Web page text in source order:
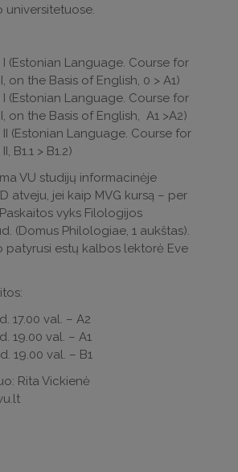
universitetuose.
(Estonian Language. Course for
on the Basis of English, 0 > A1)
(Estonian Language. Course for
on the Basis of English, A1 >A2)
(Estonian Language. Course for
B1.1 > B1.2)
VU studijų informacinėje
atveju, jei kaip MVG kursą – per
vyks Filologijos
(Domus Philologiae, 1 aukštas).
patyrusi estų kalbos lektorė Eve
17.00 val. – A2
19.00 val. – A1
19.00 val. – B1
Rita Vickienė